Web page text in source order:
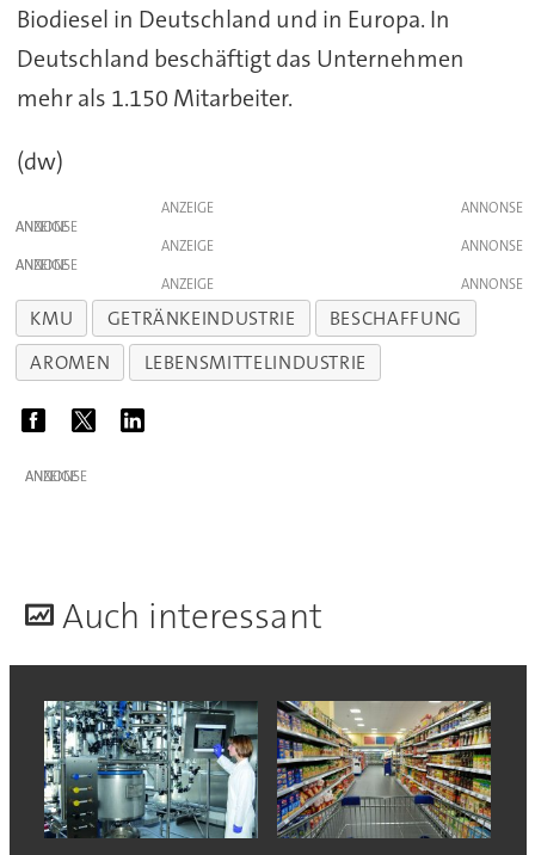
Biodiesel in Deutschland und in Europa. In
Deutschland beschäftigt das Unternehmen
mehr als 1.150 Mitarbeiter.
(dw)
ANZEIGE
ANZEIGE
ANZEIGE
ANZEIGE
ANZEIGE
KMU GETRÄNKEINDUSTRIE
BESCHAFFUNG
AROMEN
LEBENSMITTELINDUSTRIE
ANZEIGE
Auch interessant